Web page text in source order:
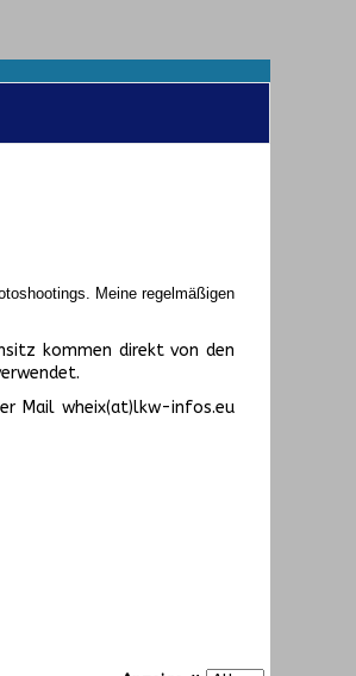
Meine regelmäßigen
kommen direkt von den
Mail wheix(at)lkw-infos.eu